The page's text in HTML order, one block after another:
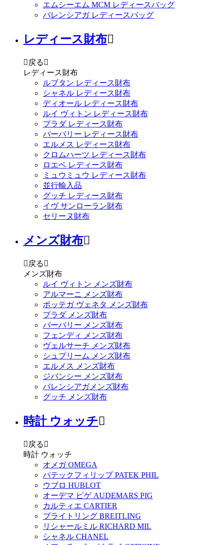
エムシーエム MCM レディースバッグ
バレンシアガ レディースバッグ
レディース財布
 戻る 
レディース財布
ルブタン レディース財布
シャネル レディース財布
ディオール レディース財布
ルイ ヴィトン レディース財布
プラダ レディース財布
バーバリー レディース財布
エルメス レディース財布
クロムハーツ レディース財布
ロエベ レディース財布
ミュウミュウ レディース財布
並行輸入品
グッチ レディース財布
イヴ サンローラン財布
セリーヌ財布
メンズ財布
 戻る 
メンズ財布
ルイ ヴィトン メンズ財布
アルマーニ メンズ財布
ボッテガ ヴェネタ メンズ財布
プラダ メンズ財布
バーバリー メンズ財布
フェンディ メンズ財布
ヴェルサーチ メンズ財布
シュプリーム メンズ財布
エルメス メンズ財布
ジバンシー メンズ財布
バレンシアガメンズ財布
グッチ メンズ財布
時計 ウォッチ
 戻る 
時計 ウォッチ
オメガ OMEGA
パテックフィリップ PATEK PHIL
ウブロ HUBLOT
オーデマ ピゲ AUDEMARS PIG
カルティエ CARTIER
ブライトリング BREITLING
リシャールミル RICHARD MIL
シャネル CHANEL